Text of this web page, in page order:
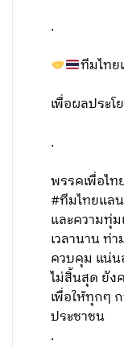
.
ทีมไทย
เพื่อผลประ
.
พรรคเพื่อไ
#ทีมไทยแล
และความทุ่ม
เวลานาน ท่
ควบคุม แน่
ไม่สิ้นสุด ยัง
เพื่อให้ทุกๆ
ประชาชน
.